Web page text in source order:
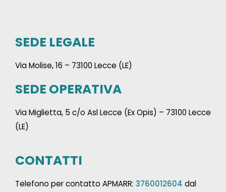
SEDE LEGALE
Via Molise, 16 – 73100 Lecce (LE)
SEDE OPERATIVA
Via Miglietta, 5 c/o Asl Lecce (Ex Opis) – 73100 Lecce
(LE)
CONTATTI
Telefono per contatto APMARR: 3760012604 dal